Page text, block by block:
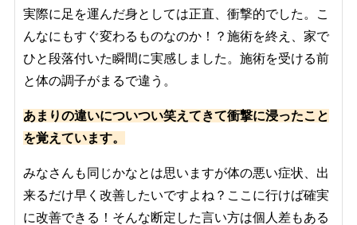
実際に足を運んだ身としては正直、衝撃的でした。こ
んなにもすぐ変わるものなのか！？施術を終え、家で
ひと段落付いた瞬間に実感しました。施術を受ける前
と体の調子がまるで違う。
あまりの違いについつい笑えてきて衝撃に浸ったこと
を覚えています。
みなさんも同じかなとは思いますが体の悪い症状、出
来るだけ早く改善したいですよね？ここに行けば確実
に改善できる！そんな断定した言い方は個人差もある